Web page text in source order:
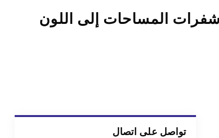
المساحات إلى اللون
تواصل على اتصال